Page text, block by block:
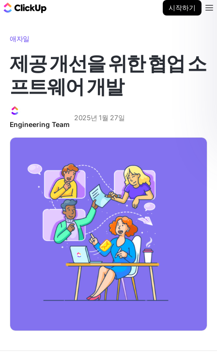
시작하기
애자일
제공 개선을 위한 협업 소
프트웨어 개발
Engineering Team
2025년 1월 27일